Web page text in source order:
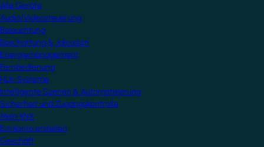
Alle Geräte
Audio/Videosteuerung
Beleuchtung
Beschattung & Jalousien
Energiemanagement
Fernbedienung
HLK-Systeme
Intelligente Szenen & Automatisierung
Sicherheit und Zugangskontrolle
Mein KNX
Ein Konto erstellen
Geschäft